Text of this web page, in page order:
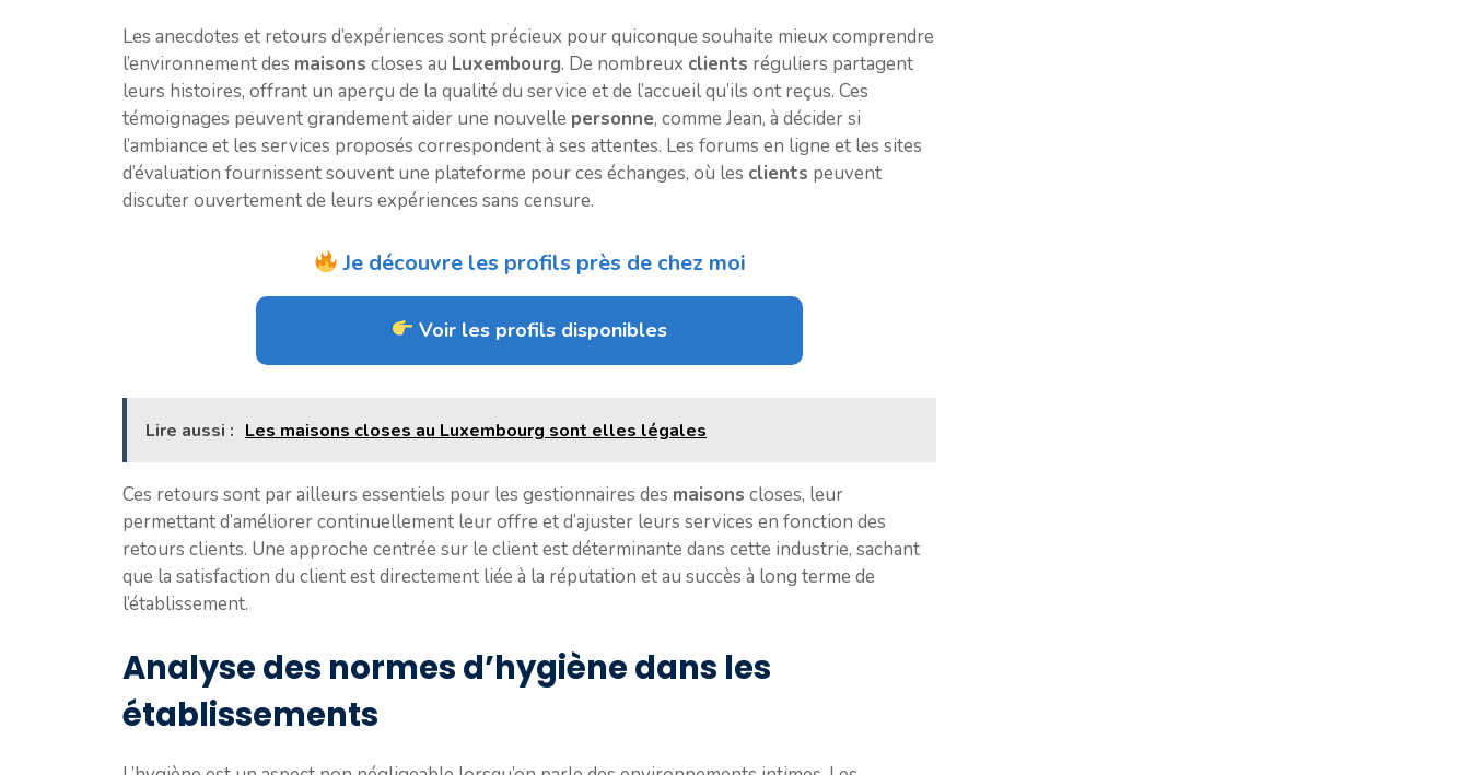
Les anecdotes et retours d’expériences sont précieux pour quiconque souhaite mieux comprendre
l’environnement des maisons closes au Luxembourg. De nombreux clients réguliers partagent
leurs histoires, offrant un aperçu de la qualité du service et de l’accueil qu’ils ont reçus. Ces
témoignages peuvent grandement aider une nouvelle personne, comme Jean, à décider si
l’ambiance et les services proposés correspondent à ses attentes. Les forums en ligne et les sites
d’évaluation fournissent souvent une plateforme pour ces échanges, où les clients peuvent
discuter ouvertement de leurs expériences sans censure.
Je découvre les profils près de chez moi
Voir les profils disponibles
Lire aussi : Les maisons closes au Luxembourg sont elles légales
Ces retours sont par ailleurs essentiels pour les gestionnaires des maisons closes, leur
permettant d’améliorer continuellement leur offre et d’ajuster leurs services en fonction des
retours clients. Une approche centrée sur le client est déterminante dans cette industrie, sachant
que la satisfaction du client est directement liée à la réputation et au succès à long terme de
l’établissement.
Analyse des normes d’hygiène dans les
établissements